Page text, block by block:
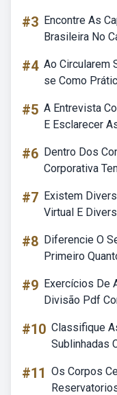
#3 Encontre As
Brasileira No
#4 Ao Circularem
se Como
#5 A Entrevista
E Esclarecer
#6 Dentro Dos
Corporativa
#7 Existem
Virtual E
#8 Diferencie O
Primeiro
#9 Exercícios De
Divisão Pdf
#10 Classifique
Sublinhadas
#11 Os Corpos